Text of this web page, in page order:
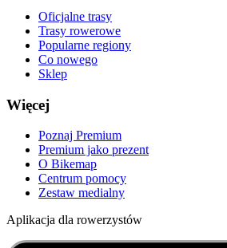
Oficjalne trasy
Trasy rowerowe
Popularne regiony
Co nowego
Sklep
Więcej
Poznaj Premium
Premium jako prezent
O Bikemap
Centrum pomocy
Zestaw medialny
Aplikacja dla rowerzystów